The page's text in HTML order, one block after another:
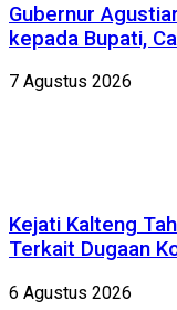
Gubernur
kepada Bupati,
7 Agustus 2026
Kejati Kalteng
Terkait Dugaan
6 Agustus 2026